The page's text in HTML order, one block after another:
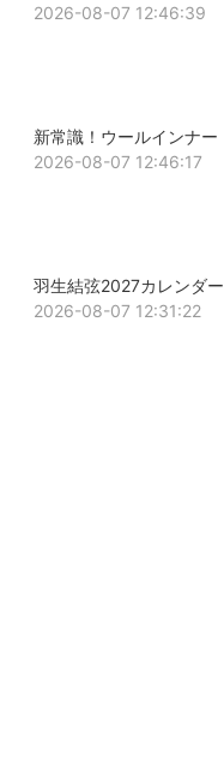
2026-08-07 12:46:39
新常識！ウールインナー
2026-08-07 12:46:17
羽生結弦2027カレンダー
2026-08-07 12:31:22